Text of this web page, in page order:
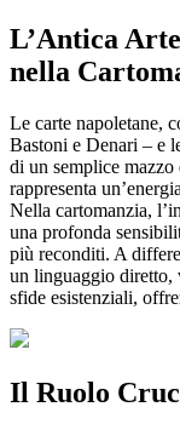
L’Antica
nella
Le carte napoletane,
Bastoni e Denari – e
di un semplice
rappresenta
Nella cartomanzia,
una profonda
più reconditi. A
un linguaggio diretto,
sfide esistenziali,
Il Ruolo